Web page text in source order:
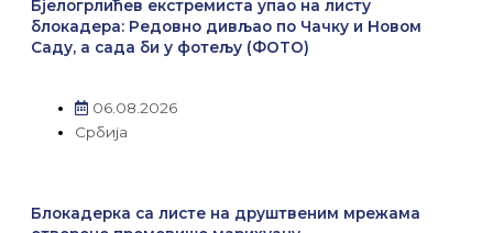
Бјелогрлићев екстремиста упао на листу
блокадера: Редовно дивљао по Чачку и Новом
Саду, а сада би у фотељу (ФОТО)
06.08.2026
Србија
Блокадерка са листе на друштвеним мрежама